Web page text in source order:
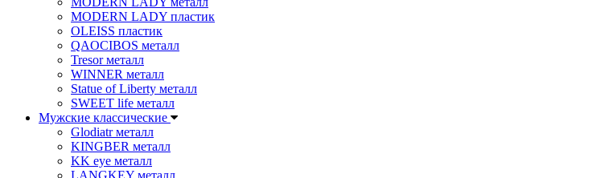
MODERN LADY пластик
OLEISS пластик
QAOCIBOS металл
Tresor металл
WINNER металл
Statue of Liberty металл
SWEET life металл
Мужские классические
Glodiatr металл
KINGBER металл
KK eye металл
LANGKEY металл